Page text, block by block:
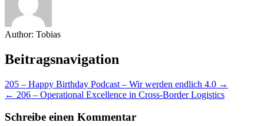
Author: Tobias
Beitragsnavigation
205 – Happy Birthday Podcast – Wir werden endlich 4.0 →
← 206 – Operational Excellence in Cross-Border Logistics
Schreibe einen Kommentar